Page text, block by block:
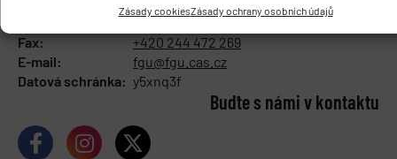
Zásady cookiesZásady ochrany osobních údajů
+420 241 062 424
Fax:
+420 244 472 269
E-mail:
fgu@fgu.cas.cz
Datová schránka: y5xnq3f
Buďte s námi v kontaktu